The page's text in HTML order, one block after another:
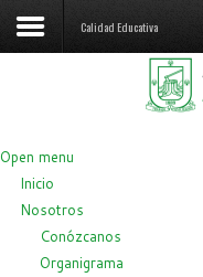
Calidad Educativa
Open menu
Inicio
Nosotros
Conózcanos
Organigrama